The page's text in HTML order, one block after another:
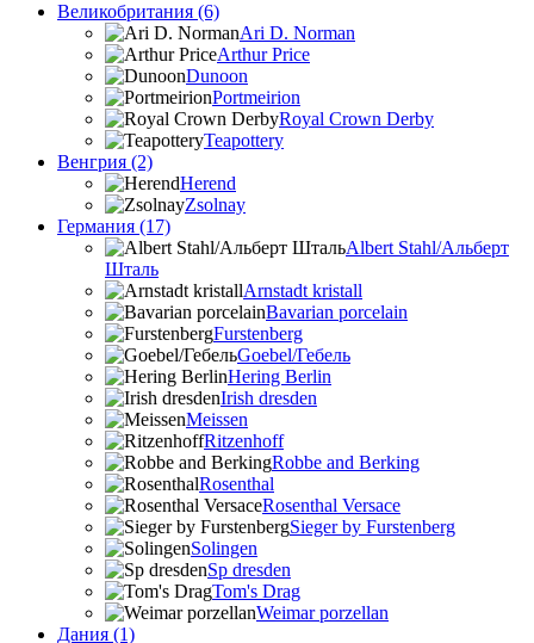
Великобритания (6)
Ari D. Norman
Arthur Price
Dunoon
Portmeirion
Royal Crown Derby
Teapottery
Венгрия (2)
Herend
Zsolnay
Германия (17)
Albert Stahl/Альбеpт
Шталь
Arnstadt kristall
Bavarian porcelain
Furstenberg
Goebel/Гебель
Hering Berlin
Irish dresden
Meissen
Ritzenhoff
Robbe and Berking
Rosenthal
Rosenthal Versace
Sieger by Furstenberg
Solingen
Sp dresden
Tom's Drag
Weimar porzellan
Дания (1)